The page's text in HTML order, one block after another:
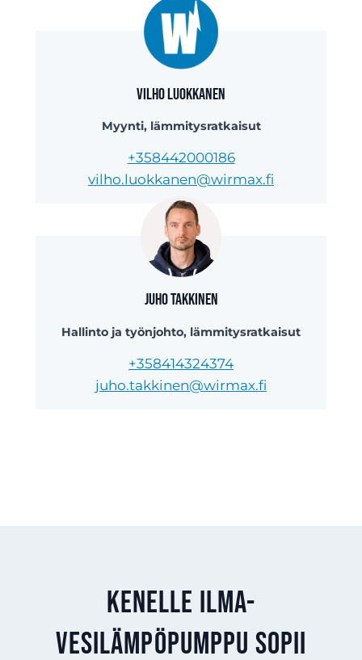
Vilho Luokkanen
Myynti, lämmitysratkaisut
+358442000186
vilho.luokkanen@wirmax.fi
Juho Takkinen
Hallinto ja työnjohto, lämmitysratkaisut
+358414324374
juho.takkinen@wirmax.fi
Kenelle ilma-
vesilämpöpumppu sopii